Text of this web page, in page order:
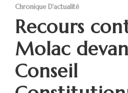
Chronique D'actualité
Recours
Molac
Conseil